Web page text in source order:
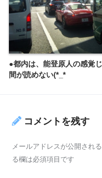
●都内は、能登原人の感覚
間が読めない(*_*
コメントを残す
メールアドレスが公開され
る欄は必須項目です